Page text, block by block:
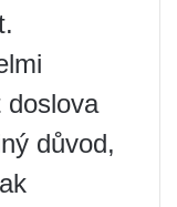
doslova
důvod,